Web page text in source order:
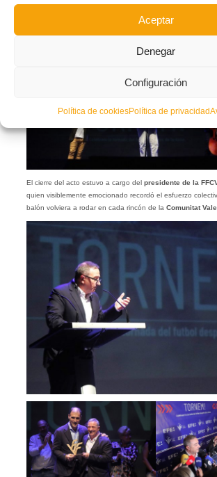
Aceptar
Denegar
Configuración
Política de cookiesPolítica de privacidad
El cierre del acto estuvo a cargo del presidente de la
quien visiblemente emocionado recordó el esfuerzo
balón volviera a rodar en cada rincón de la Comunitat